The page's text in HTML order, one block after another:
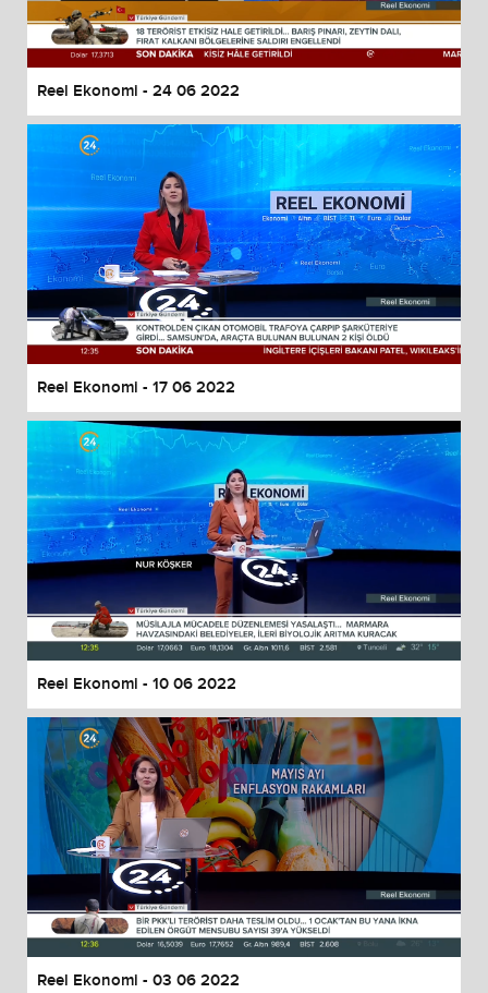
Reel Ekonomi - 24 06 2022
Reel Ekonomi - 17 06 2022
Reel Ekonomi - 10 06 2022
Reel Ekonomi - 03 06 2022